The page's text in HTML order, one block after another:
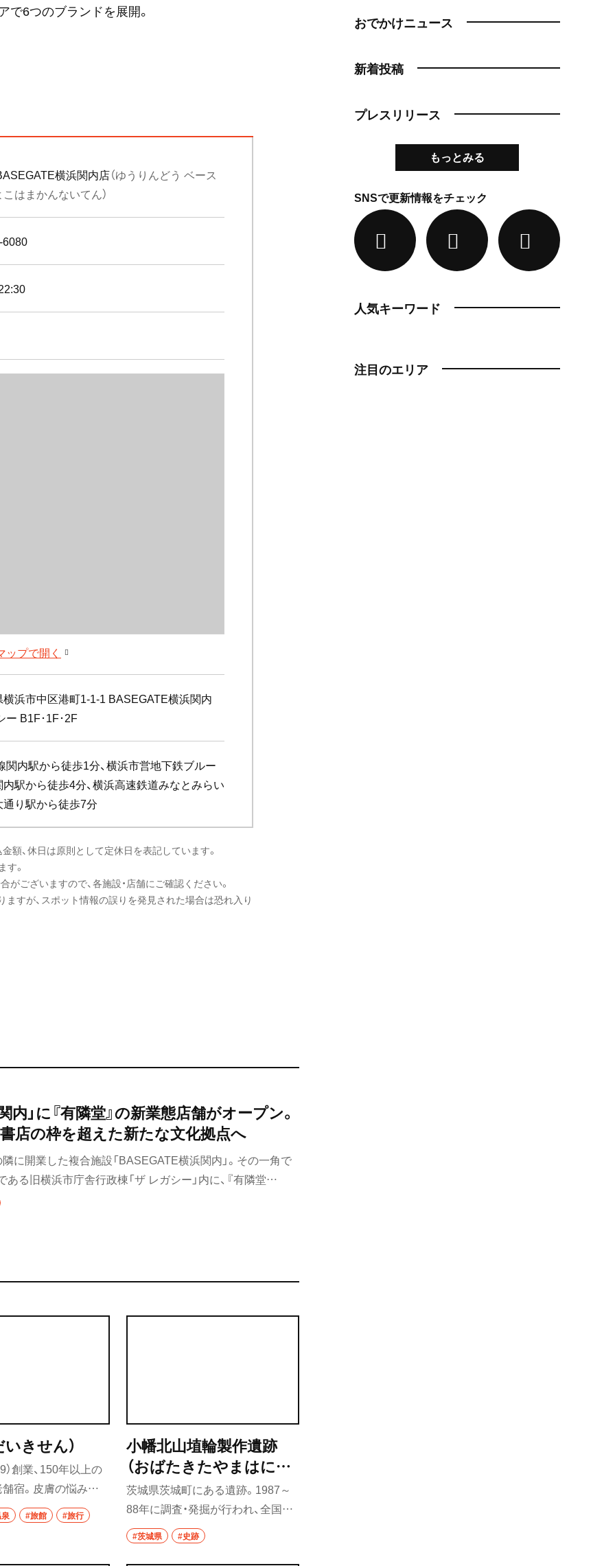
で6つのブランドを展開。
横浜関内店（ゆうりんどう ベース
はまかんないてん）
ップで開く
浜市中区港町1-1-1 BASEGATE横浜関内
ー B1F･1F･2F
関内駅から徒歩1分、横浜市営地下鉄ブルー
駅から徒歩4分、横浜高速鉄道みなとみらい
り駅から徒歩7分
額、休日は原則として定休日を表記しています。
す。
がございますので、各施設・店舗にご確認ください。
すが、スポット情報の誤りを発見された場合は恐れ入り
内」に『有隣堂』の新業態店舗がオープン。
書店の枠を超えた新たな文化拠点へ
に開業した複合施設「BASEGATE横浜関内」。その一角で
る旧横浜市庁舎行政棟「ザ レガシー」内に、『有隣堂
プンした。
きせん）
）創業、150年以上の
宿。皮膚の悩みを
多く訪れる、湯治場
から孫へと受け継
#旅館 #旅行
小幡北山埴輪製作遺跡
（おばたきたやまはにわ
せいさくいせき）
茨城県茨城町にある遺跡。1987～
88年に調査・発掘が行われ、全国一
の多さを誇る59基もの埴輪窯跡が
発見された。8つの工房跡、4カ所の
#茨城県 #史跡
おでかけニュース
新着投稿
プレスリリース
もっとみる
SNSで更新情報をチェック
人気キーワード
注目のエリア